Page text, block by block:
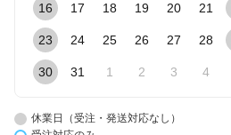
16 17 18 19 20 21
23 24 25 26 27 28
30 31 1 2 3 4
休業日（受注・発送対応なし）